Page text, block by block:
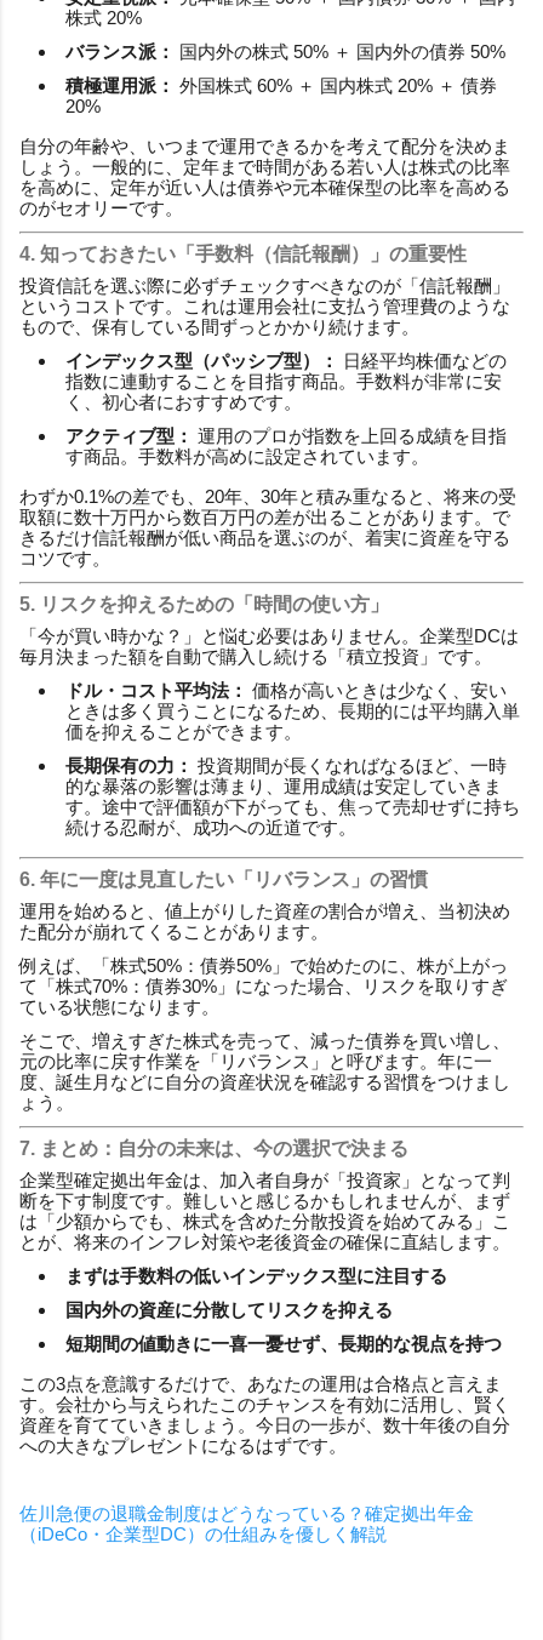
株式 20%
バランス派：
国内外の株式 50% ＋ 国内外の債券 50%
積極運用派： 外国株式 60% ＋ 国内株式 20% ＋ 債券
20%
自分の年齢や、いつまで運用できるかを考えて配分を決めま
しょう。一般的に、定年まで時間がある若い人は株式の比率
を高めに、定年が近い人は債券や元本確保型の比率を高める
のがセオリーです。
4. 知っておきたい「手数料（信託報酬）」の重要性
投資信託を選ぶ際に必ずチェックすべきなのが「信託報酬」
というコストです。これは運用会社に支払う管理費のような
もので、保有している間ずっとかかり続けます。
インデックス型（パッシブ型）：
日経平均株価などの
指数に連動することを目指す商品。手数料が非常に安
く、初心者におすすめです。
アクティブ型： 運用のプロが指数を上回る成績を目指
す商品。手数料が高めに設定されています。
わずか0.1%の差でも、20年、30年と積み重なると、将来の受
取額に数十万円から数百万円の差が出ることがあります。で
きるだけ信託報酬が低い商品を選ぶのが、着実に資産を守る
コツです。
5. リスクを抑えるための「時間の使い方」
「今が買い時かな？」と悩む必要はありません。企業型DCは
毎月決まった額を自動で購入し続ける「積立投資」です。
ドル・コスト平均法： 価格が高いときは少なく、安い
ときは多く買うことになるため、長期的には平均購入単
価を抑えることができます。
長期保有の力： 投資期間が長くなればなるほど、一時
的な暴落の影響は薄まり、運用成績は安定していきま
す。途中で評価額が下がっても、焦って売却せずに持ち
続ける忍耐が、成功への近道です。
6. 年に一度は見直したい「リバランス」の習慣
運用を始めると、値上がりした資産の割合が増え、当初決め
た配分が崩れてくることがあります。
例えば、「株式50%：債券50%」で始めたのに、株が上がっ
て「株式70%：債券30%」になった場合、リスクを取りすぎ
ている状態になります。
そこで、増えすぎた株式を売って、減った債券を買い増し、
元の比率に戻す作業を「リバランス」と呼びます。年に一
度、誕生月などに自分の資産状況を確認する習慣をつけまし
ょう。
7. まとめ：自分の未来は、今の選択で決まる
企業型確定拠出年金は、加入者自身が「投資家」となって判
断を下す制度です。難しいと感じるかもしれませんが、まず
は「少額からでも、株式を含めた分散投資を始めてみる」こ
とが、将来のインフレ対策や老後資金の確保に直結します。
まずは手数料の低いインデックス型に注目する
国内外の資産に分散してリスクを抑える
短期間の値動きに一喜一憂せず、長期的な視点を持つ
この3点を意識するだけで、あなたの運用は合格点と言えま
す。会社から与えられたこのチャンスを有効に活用し、賢く
資産を育てていきましょう。今日の一歩が、数十年後の自分
への大きなプレゼントになるはずです。
佐川急便の退職金制度はどうなっている？確定拠出年金
（iDeCo・企業型DC）の仕組みを優しく解説